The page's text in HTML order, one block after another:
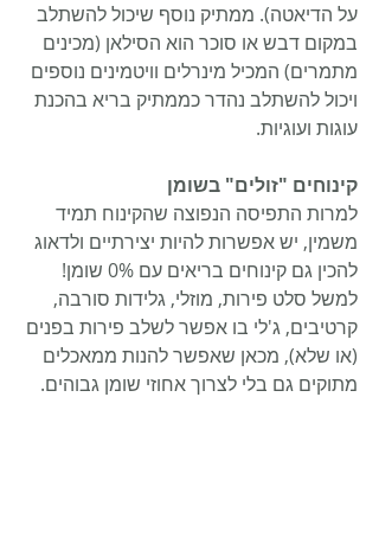
על הדיאטה). ממתיק נוסף שיכול להשתלב
במקום דבש או סוכר הוא הסילאן (מכינים
מתמרים) המכיל מינרלים וויטמינים נוספים
ויכול להשתלב נהדר כממתיק בריא בהכנת
עוגות ועוגיות.
קינוחים "זולים" בשומן
למרות התפיסה הנפוצה שהקינוח תמיד
משמין, יש אפשרות להיות יצירתיים ולדאוג
להכין גם קינוחים בריאים עם 0% שומן!
למשל סלט פירות, מוזלי, גלידות סורבה,
קרטיבים, ג'לי בו אפשר לשלב פירות בפנים
(או שלא), מכאן שאפשר להנות ממאכלים
מתוקים גם בלי לצרוך אחוזי שומן גבוהים.